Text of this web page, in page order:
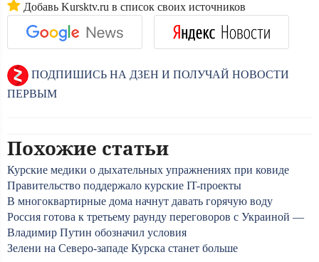
Добавь Kursktv.ru в список своих источников
ПОДПИШИСЬ НА ДЗЕН И ПОЛУЧАЙ НОВОСТИ
ПЕРВЫМ
Похожие статьи
Курские медики о дыхательных упражнениях при ковиде
Правительство поддержало курские IT-проекты
В многоквартирные дома начнут давать горячую воду
Россия готова к третьему раунду переговоров с Украиной —
Владимир Путин обозначил условия
Зелени на Северо-западе Курска станет больше